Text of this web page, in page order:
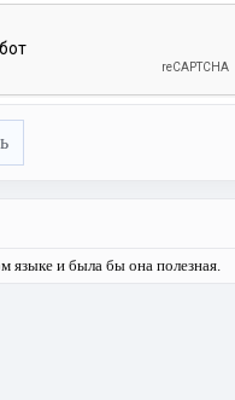
языке и была бы она полезная.